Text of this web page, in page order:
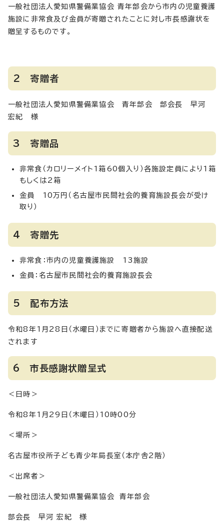
一般社団法人愛知県警備業協会 青年部会から市内の児童養護
施設に非常食及び金員が寄贈されたことに対し市長感謝状を
贈呈するものです。
2 寄贈者
一般社団法人愛知県警備業協会 青年部会 部会長 早河
宏紀 様
3 寄贈品
非常食（カロリーメイト1箱60個入り）各施設定員により1箱
もしくは2箱
金員 10万円（名古屋市民間社会的養育施設長会が受け
取り）
4 寄贈先
非常食：市内の児童養護施設 13施設
金員：名古屋市民間社会的養育施設長会
5 配布方法
令和8年1月28日（水曜日）までに寄贈者から施設へ直接配送
されます
6 市長感謝状贈呈式
＜日時＞
令和8年1月29日（木曜日）10時00分
＜場所＞
名古屋市役所子ども青少年局長室（本庁舎2階）
＜出席者＞
一般社団法人愛知県警備業協会 青年部会
部会長 早河 宏紀 様